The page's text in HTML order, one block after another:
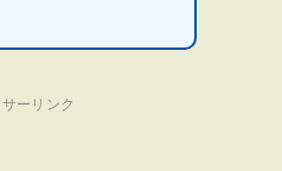
ーリンク